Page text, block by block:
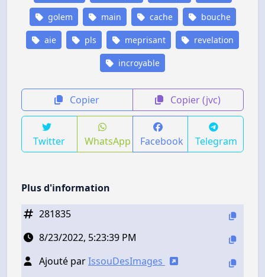
golem main cache bouche
aie pls meprisant revelation
incroyable
Copier Copier (jvc)
Twitter WhatsApp Facebook Telegram
Plus d'information
281835
8/23/2022, 5:23:39 PM
Ajouté parIssouDesImages